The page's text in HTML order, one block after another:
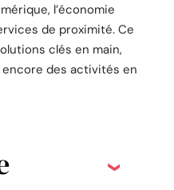
l’économie
de proximité. Ce
clés en main,
des activités en